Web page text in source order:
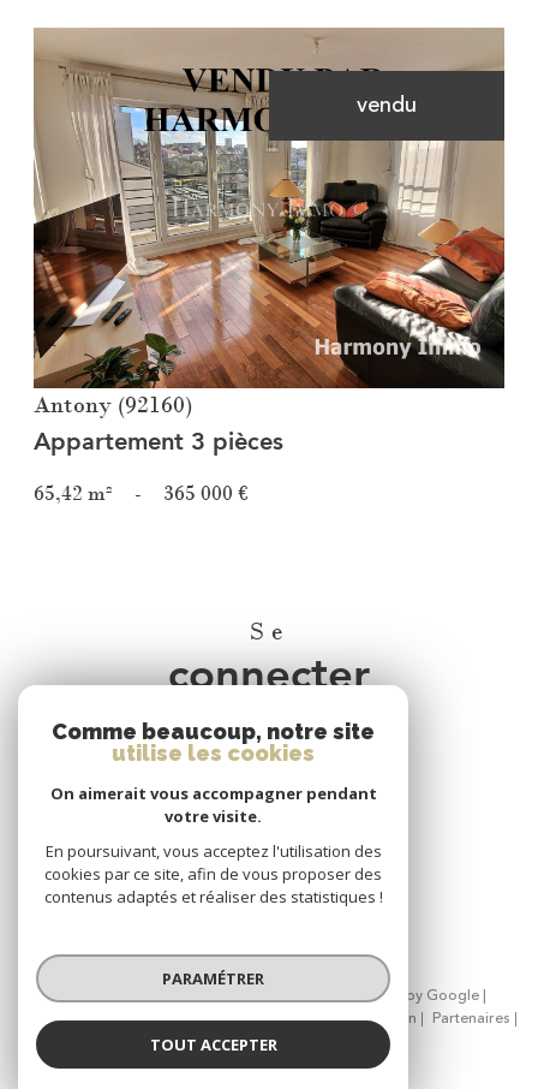
vendu
Voir le bien
Antony (92160)
Appartement 3 pièces
65,42 m² - 365 000 €
Se
connecter
espace propriétaire
Nous
adhérons
© 2026 | Tous droits réservés | Traduction powered by Google |
Nos honoraires
Plan du site Mentions légales Admin
Partenaires
Politique RGPD
Comme beaucoup, notre site
utilise les cookies
On aimerait vous accompagner pendant
votre visite.
En poursuivant, vous acceptez l'utilisation des
cookies par ce site, afin de vous proposer des
contenus adaptés et réaliser des statistiques !
PARAMÉTRER
TOUT ACCEPTER